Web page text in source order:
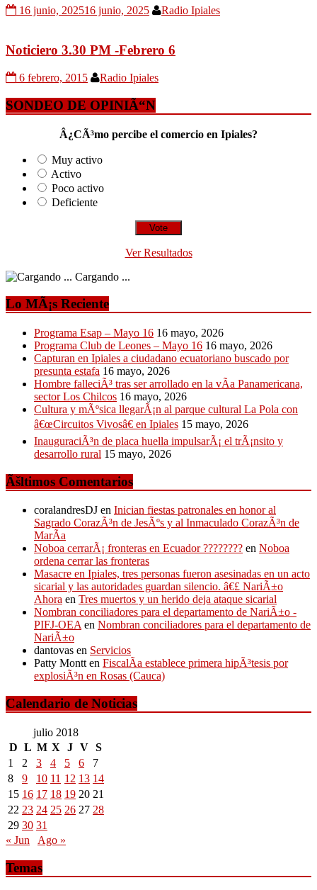
16 junio, 202516 junio, 2025 Radio Ipiales
Noticiero 3.30 PM -Febrero 6
6 febrero, 2015 Radio Ipiales
SONDEO DE OPINIÃ“N
Â¿CÃ³mo percibe el comercio en Ipiales?
Muy activo
Activo
Poco activo
Deficiente
Ver Resultados
Cargando ...
Lo MÃ¡s Reciente
Programa Esap – Mayo 16 16 mayo, 2026
Programa Club de Leones – Mayo 16 16 mayo, 2026
Capturan en Ipiales a ciudadano ecuatoriano buscado por
presunta estafa 16 mayo, 2026
Hombre falleciÃ³ tras ser arrollado en la vÃ­a Panamericana,
sector Los Chilcos 16 mayo, 2026
Cultura y mÃºsica llegarÃ¡n al parque cultural La Pola con
â€œCircuitos Vivosâ€ en Ipiales 15 mayo, 2026
InauguraciÃ³n de placa huella impulsarÃ¡ el trÃ¡nsito y
desarrollo rural 15 mayo, 2026
Ãšltimos Comentarios
coralandresDJ en Inician fiestas patronales en honor al
Sagrado CorazÃ³n de JesÃºs y al Inmaculado CorazÃ³n de
MarÃ­a
Noboa cerrarÃ¡ fronteras en Ecuador ???????? en Noboa
ordena cerrar las fronteras
Masacre en Ipiales, tres personas fueron asesinadas en un acto
sicarial y las autoridades guardan silencio. â€£ NariÃ±o
Ahora en Tres muertos y un herido deja ataque sicarial
Nombran conciliadores para el departamento de NariÃ±o -
PIFJ-OEAen Nombran conciliadores para el departamento de
NariÃ±o
dantovas en Servicios
Patty Montten FiscalÃ­a establece primera hipÃ³tesis por
explosiÃ³n en Rosas (Cauca)
Calendario de Noticias
julio 2018
D L M X J V S
1
2 3 4 5 6
7
8
9 10 11 12 13 14
15 16 17 18 19 20 21
22 23 24 25 26 27 28
29 30 31
« Jun
Ago »
Temas